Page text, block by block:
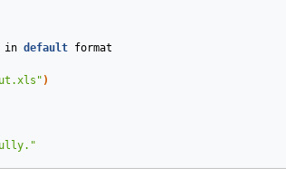
in default format
)